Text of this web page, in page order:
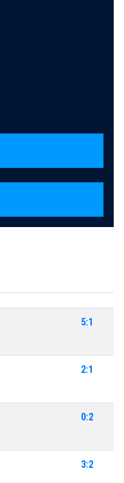
5:1
2:1
0:2
3:2